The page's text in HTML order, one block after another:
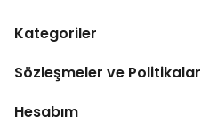
Kategoriler
Sözleşmeler ve Politikalar
Hesabım